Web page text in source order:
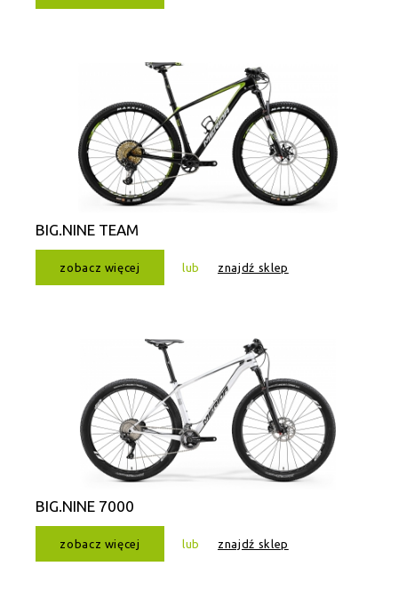
BIG.NINE TEAM
zobacz więcej lub znajdź sklep
BIG.NINE 7000
zobacz więcej lub znajdź sklep